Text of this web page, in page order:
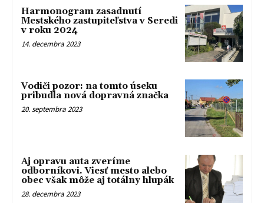
Harmonogram zasadnutí
Mestského zastupiteľstva v Seredi
v roku 2024
14. decembra 2023
Vodiči pozor: na tomto úseku
pribudla nová dopravná značka
20. septembra 2023
Aj opravu auta zveríme
odborníkovi. Viesť mesto alebo
obec však môže aj totálny hlupák
28. decembra 2023